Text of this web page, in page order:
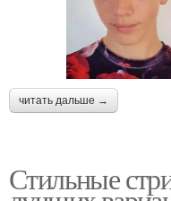
читать дальше →
Стильные